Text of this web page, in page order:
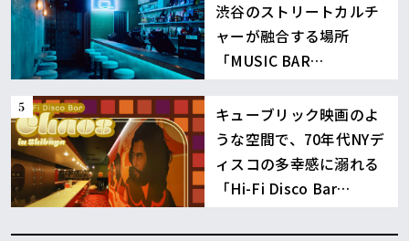
渋谷のストリートカルチ
ャーが融合する場所
「MUSIC BAR
BOUNCE」
キューブリック映画のよ
うな空間で、70年代NYデ
ィスコの多幸感に溺れる
「Hi-Fi Disco Bar
Chaos」渋谷